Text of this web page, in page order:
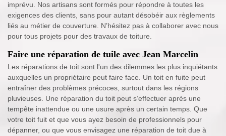
imprévu. Nos artisans sont formés pour répondre à toutes les
exigences des clients, sans pour autant désobéir aux règlements
liés au métier de couverture. N’hésitez pas à collaborer avec nous
pour tous projets pour des travaux de toiture.
Faire une réparation de tuile avec Jean Marcelin
Les réparations de toit sont l'un des dilemmes les plus inquiétants
auxquelles un propriétaire peut faire face. Un toit en fuite peut
entraîner des problèmes précoces, surtout dans les régions
pluvieuses. Une réparation du toit peut s’effectuer après une
tempête inattendue ou une usure après un certain temps. Que
votre toit fuit et que vous ayez besoin de professionnels pour
dépanner, ou que vous envisagez une réparation de toit due à